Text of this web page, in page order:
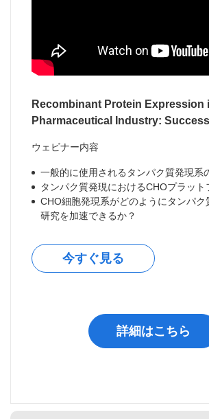
Recombinant Protein Expression
Pharmaceutical Industry:
ウェビナー内容
一般的に使用されるタンパク質発現系
タンパク質発現におけるCHOプラット
CHO細胞発現系がどのようにタンパク
研究を加速できるか？
今すぐ見る
詳細はこちら